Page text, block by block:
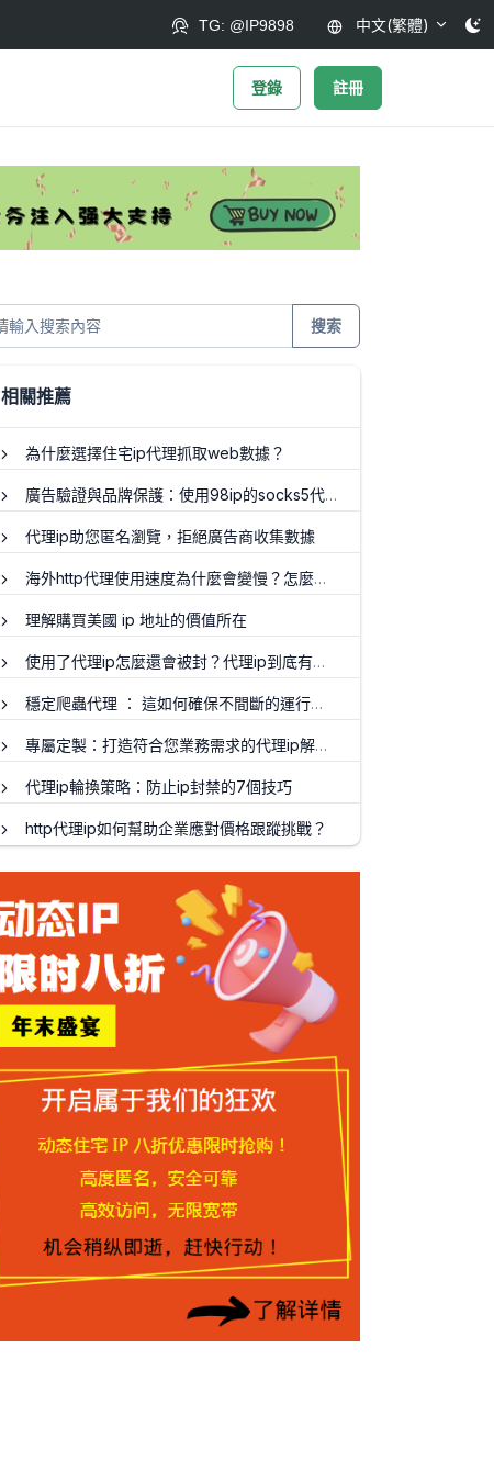
TG: @IP9898 中文(繁體)
登錄 註冊
搜索
相關推薦
為什麼選擇住宅ip代理抓取web數據？
廣告驗證與品牌保護：使用98ip的socks5代理商確保廣告的真實投放
代理ip助您匿名瀏覽，拒絕廣告商收集數據
海外http代理使用速度為什麼會變慢？怎麼解決？
理解購買美國 ip 地址的價值所在
使用了代理ip怎麼還會被封？代理ip到底有沒有效果
穩定爬蟲代理 ： 這如何確保不間斷的運行和提貨效率 ？
專屬定製：打造符合您業務需求的代理ip解決方案
代理ip輪換策略：防止ip封禁的7個技巧
http代理ip如何幫助企業應對價格跟蹤挑戰？